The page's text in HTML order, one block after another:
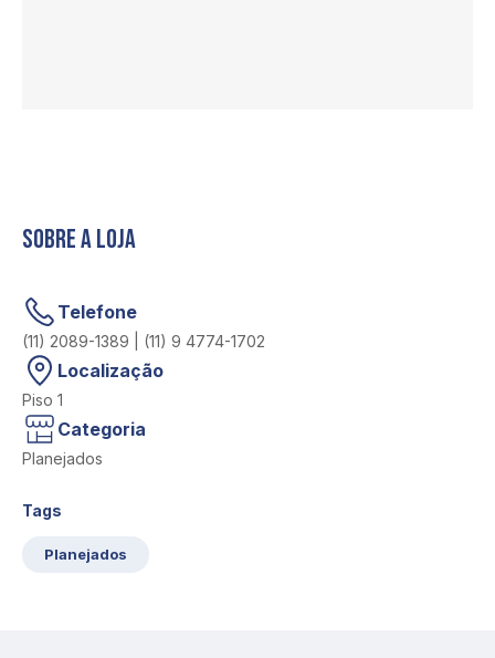
Sobre a loja
Telefone
(11) 2089-1389 | (11) 9 4774-1702
Localização
Piso 1
Categoria
Planejados
Tags
Planejados